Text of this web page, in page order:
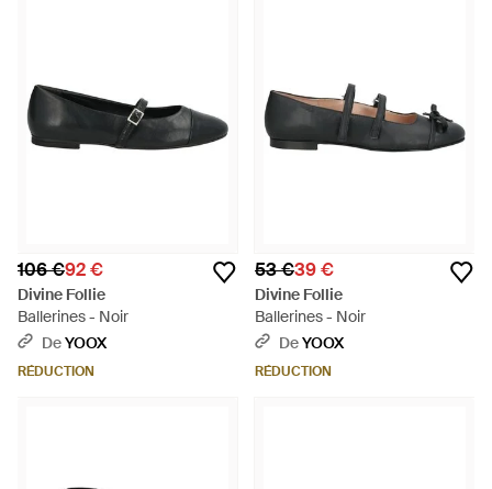
106 €92 €
Divine Follie
Ballerines - Noir
DeYOOX
RÉDUCTION
53 €39 €
Divine Follie
Ballerines - Noir
DeYOOX
RÉDUCTION